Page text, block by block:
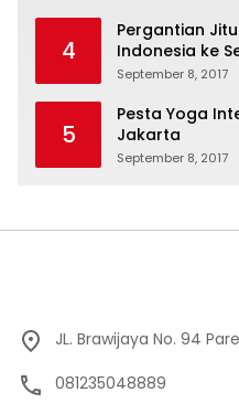
4
Pergantian
Indonesia ke
September 8, 2017
5
Pesta Yoga
Jakarta
September 8, 2017
JL. Brawijaya No. 94
081235048889